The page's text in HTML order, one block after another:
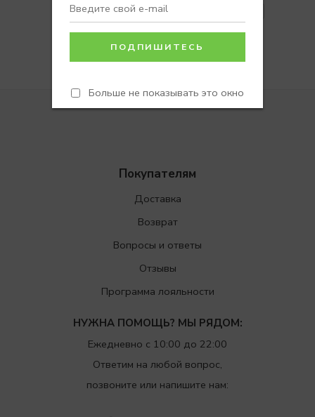
Больше не показывать это окно
Покупателям
Доставка
Возврат
Вопросы и ответы
Отзывы
Программа лояльности
НУЖНА ПОМОЩЬ? МЫ РЯДОМ:
Ежедневно с 10:00 до 22:00
Ответим на любой вопрос,
позвоните или напишите нам: